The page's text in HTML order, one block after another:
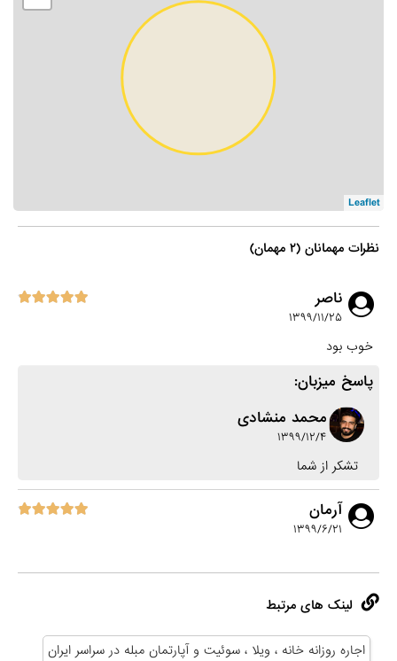
Leaflet
نظرات مهمانان (۲ مهمان)
ناصر
۱۳۹۹/۱۱/۲۵
خوب بود
پاسخ میزبان:
محمد منشادی
۱۳۹۹/۱۲/۴
تشکر از شما
آرمان
۱۳۹۹/۶/۲۱
لینک های مرتبط
اجاره روزانه خانه ، ویلا ، سوئیت و آپارتمان مبله در سراسر ایران